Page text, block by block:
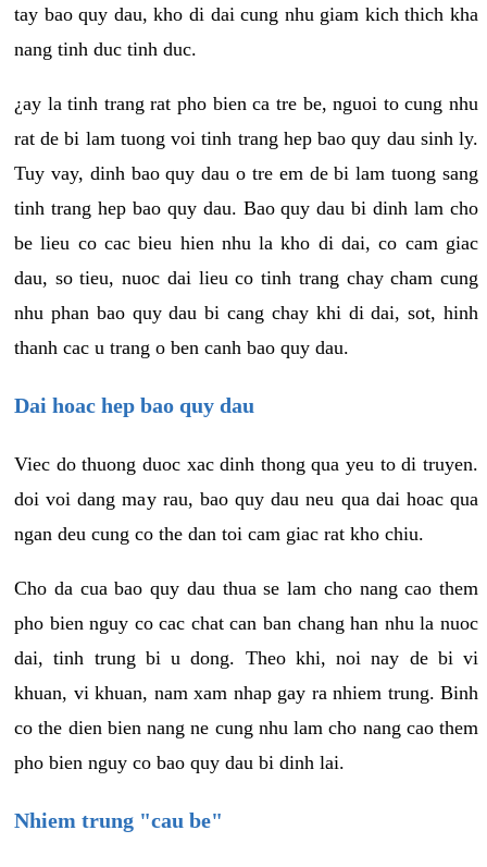
tay bao quy dau, kho di dai cung nhu giam kich thich kha
nang tinh duc tinh duc.
¿ay la tinh trang rat pho bien ca tre be, nguoi to cung nhu
rat de bi lam tuong voi tinh trang hep bao quy dau sinh ly.
Tuy vay, dinh bao quy dau o tre em de bi lam tuong sang
tinh trang hep bao quy dau. Bao quy dau bi dinh lam cho
be lieu co cac bieu hien nhu la kho di dai, co cam giac
dau, so tieu, nuoc dai lieu co tinh trang chay cham cung
nhu phan bao quy dau bi cang chay khi di dai, sot, hinh
thanh cac u trang o ben canh bao quy dau.
Dai hoac hep bao quy dau
Viec do thuong duoc xac dinh thong qua yeu to di truyen.
doi voi dang may rau, bao quy dau neu qua dai hoac qua
ngan deu cung co the dan toi cam giac rat kho chiu.
Cho da cua bao quy dau thua se lam cho nang cao them
pho bien nguy co cac chat can ban chang han nhu la nuoc
dai, tinh trung bi u dong. Theo khi, noi nay de bi vi
khuan, vi khuan, nam xam nhap gay ra nhiem trung. Binh
co the dien bien nang ne cung nhu lam cho nang cao them
pho bien nguy co bao quy dau bi dinh lai.
Nhiem trung "cau be"